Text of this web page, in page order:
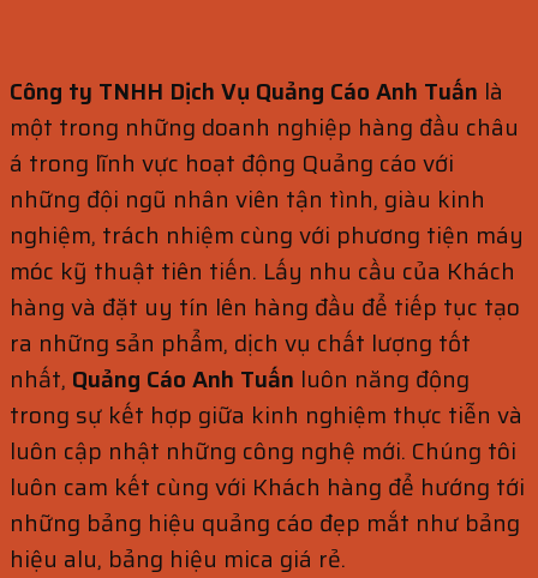
Công ty TNHH Dịch Vụ Quảng Cáo Anh Tuấn là
một trong những doanh nghiệp hàng đầu châu
á trong lĩnh vực hoạt động Quảng cáo với
những đội ngũ nhân viên tận tình, giàu kinh
nghiệm, trách nhiệm cùng với phương tiện máy
móc kỹ thuật tiên tiến. Lấy nhu cầu của Khách
hàng và đặt uy tín lên hàng đầu để tiếp tục tạo
ra những sản phẩm, dịch vụ chất lượng tốt
nhất, Quảng Cáo Anh Tuấn luôn năng động
trong sự kết hợp giữa kinh nghiệm thực tiễn và
luôn cập nhật những công nghệ mới. Chúng tôi
luôn cam kết cùng với Khách hàng để hướng tới
những bảng hiệu quảng cáo đẹp mắt như bảng
hiệu alu, bảng hiệu mica giá rẻ.